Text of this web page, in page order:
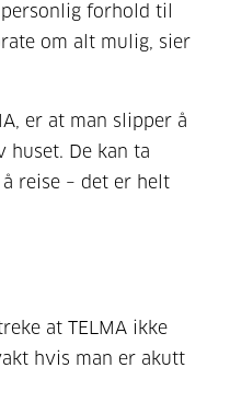
forhold til
om alt mulig, sier
er at man slipper å
huset. De kan ta
reise – det er helt
at TELMA ikke
hvis man er akutt